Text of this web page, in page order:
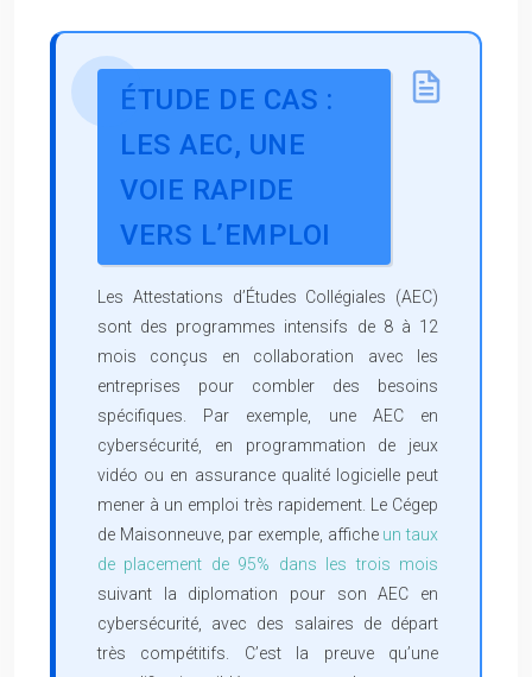
ÉTUDE DE CAS :
LES AEC, UNE
VOIE RAPIDE
VERS L’EMPLOI
Les Attestations d’Études Collégiales (AEC)
sont des programmes intensifs de 8 à 12
mois conçus en collaboration avec les
entreprises pour combler des besoins
spécifiques. Par exemple, une AEC en
cybersécurité, en programmation de jeux
vidéo ou en assurance qualité logicielle peut
mener à un emploi très rapidement. Le Cégep
de Maisonneuve, par exemple, affiche un taux
de placement de 95% dans les trois mois
suivant la diplomation pour son AEC en
cybersécurité, avec des salaires de départ
très compétitifs. C’est la preuve qu’une